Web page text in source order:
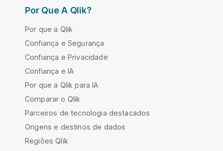
Por Que A Qlik?
Por que a Qlik
Confiança e Segurança
Confiança e Privacidade
Confiança e IA
Por que a Qlik para IA
Comparar o Qlik
Parceiros de tecnologia destacados
Origens e destinos de dados
Regiões Qlik